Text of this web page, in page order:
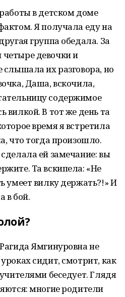
в детском доме
Я получала еду на
группа обедала. За
девочки и
слышала их разговора, но
Даша, вскочила,
содержимое
вилкой. В тот же день та
время я встретила
что тогда произошло.
ей замечание: вы
Та вскипела: «Не
умеет вилку держать?!» И
в бой.
Ямгинуровна не
сидит, смотрит, как
беседует. Глядя
многие родители